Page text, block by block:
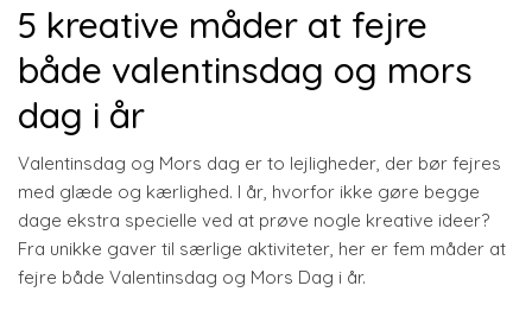
5 kreative måder at fejre
både valentinsdag og mors
dag i år
Valentinsdag og Mors dag er to lejligheder, der bør fejres
med glæde og kærlighed. I år, hvorfor ikke gøre begge
dage ekstra specielle ved at prøve nogle kreative ideer?
Fra unikke gaver til særlige aktiviteter, her er fem måder at
fejre både Valentinsdag og Mors Dag i år.